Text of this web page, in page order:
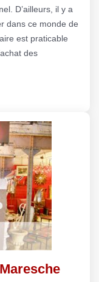
D’ailleurs, il y a
dans ce monde de
est praticable
des